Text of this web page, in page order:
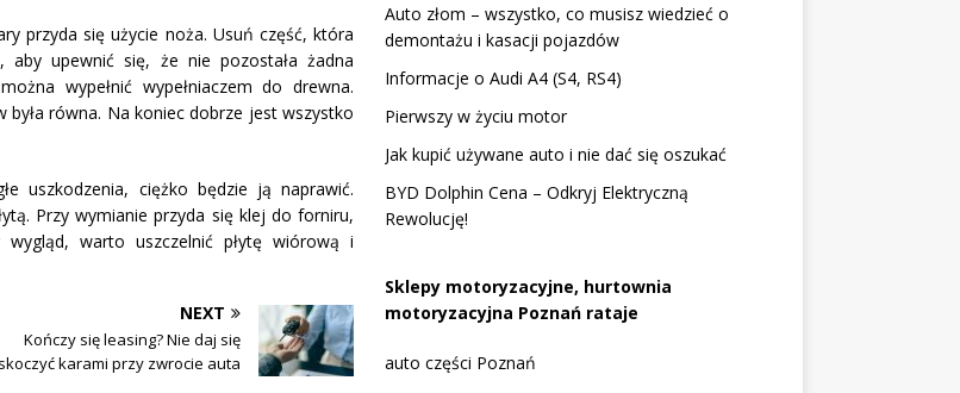
przyda się użycie noża. Usuń część, która
upewnić się, że nie pozostała żadna
wypełnić wypełniaczem do drewna.
była równa. Na koniec dobrze jest wszystko
uszkodzenia, ciężko będzie ją naprawić.
Przy wymianie przyda się klej do forniru,
wygląd, warto uszczelnić płytę wiórową i
NEXT
Kończy się leasing? Nie daj się
karami przy zwrocie auta
Auto złom – wszystko, co musisz wiedzieć o
demontażu i kasacji pojazdów
Informacje o Audi A4 (S4, RS4)
Pierwszy w życiu motor
Jak kupić używane auto i nie dać się oszukać
BYD Dolphin Cena – Odkryj Elektryczną
Rewolucję!
Sklepy motoryzacyjne, hurtownia
motoryzacyjna Poznań rataje
auto części Poznań